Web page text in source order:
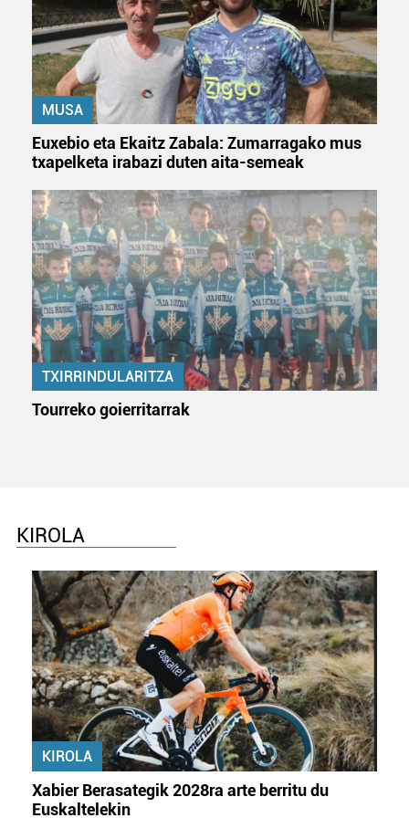
Lortu zure datu pertsonalak prozesatzeko moduari
buruzko informazio gehiago eta ezarri zure lehentasunak
datuen atalean. Edozein unetan alda edo ken dezakezu
zure baimena Cookieen adierazpenean.
Webgune honek cookie propioak eta hirugarrenen cookie-
fitxategiak erabiltzen ditu. Zure esperientzia eta
zerbitzuak hobetzeko asmoz, cookie teknologiaz
baliatzen gara. Ohar hau onartuz gero, teknologia hori
erabiltzeko baimen esplizitua ematen diguzu.Gehiago
irakurri
MUSA
Euxebio eta Ekaitz Zabala: Zumarragako mus
txapelketa irabazi duten aita-semeak
TXIRRINDULARITZA
Tourreko goierritarrak
KIROLA
KIROLA
Xabier Berasategik 2028ra arte berritu du
Euskaltelekin